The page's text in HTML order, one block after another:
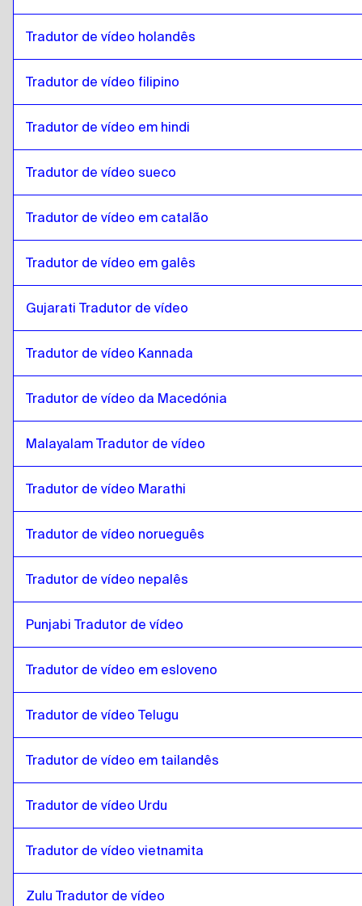
Tradutor de vídeo holandês
Tradutor de vídeo filipino
Tradutor de vídeo em hindi
Tradutor de vídeo sueco
Tradutor de vídeo em catalão
Tradutor de vídeo em galês
Gujarati Tradutor de vídeo
Tradutor de vídeo Kannada
Tradutor de vídeo da Macedónia
Malayalam Tradutor de vídeo
Tradutor de vídeo Marathi
Tradutor de vídeo norueguês
Tradutor de vídeo nepalês
Punjabi Tradutor de vídeo
Tradutor de vídeo em esloveno
Tradutor de vídeo Telugu
Tradutor de vídeo em tailandês
Tradutor de vídeo Urdu
Tradutor de vídeo vietnamita
Zulu Tradutor de vídeo